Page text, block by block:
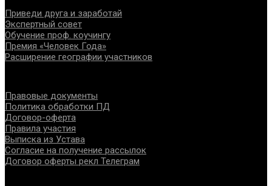
Приведи друга и заработай
Экспертный совет
Обучение проф. коучингу
Премия «Человек Года»
Расширение географии участников
Правовые документы
Политика обработки ПД
Договор-оферта
Правила участия
Выписка из Устава
Согласие на получение рассылок
Договор оферты рекл Телеграм